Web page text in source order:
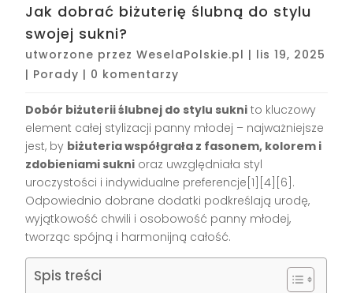
Jak dobrać biżuterię ślubną do stylu
swojej sukni?
utworzone przezWeselaPolskie.pl | lis 19, 2025
| Porady | 0 komentarzy
Dobór biżuterii ślubnej do stylu sukni to kluczowy
element całej stylizacji panny młodej – najważniejsze
jest, by biżuteria współgrała z fasonem, kolorem i
zdobieniami sukni oraz uwzględniała styl
uroczystości i indywidualne preferencje[1][4][6].
Odpowiednio dobrane dodatki podkreślają urodę,
wyjątkowość chwili i osobowość panny młodej,
tworząc spójną i harmonijną całość.
Spis treści